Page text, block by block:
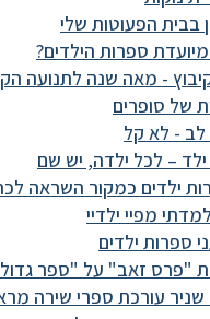
בבית הפעוטות שלי
ספרות הילדים?
- מאה שנה לתנועה
של סופרים
לב - לא קל
– לכל ילדה, יש שם
ילדים כמקור השראה
מפיי ילדיי
ספרות ילדים
"פרס זאב" על "ספר גדול
עורכת ספרי שירה